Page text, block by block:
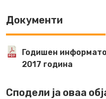
Документи
Годишен
2017 година
Сподели ја оваа